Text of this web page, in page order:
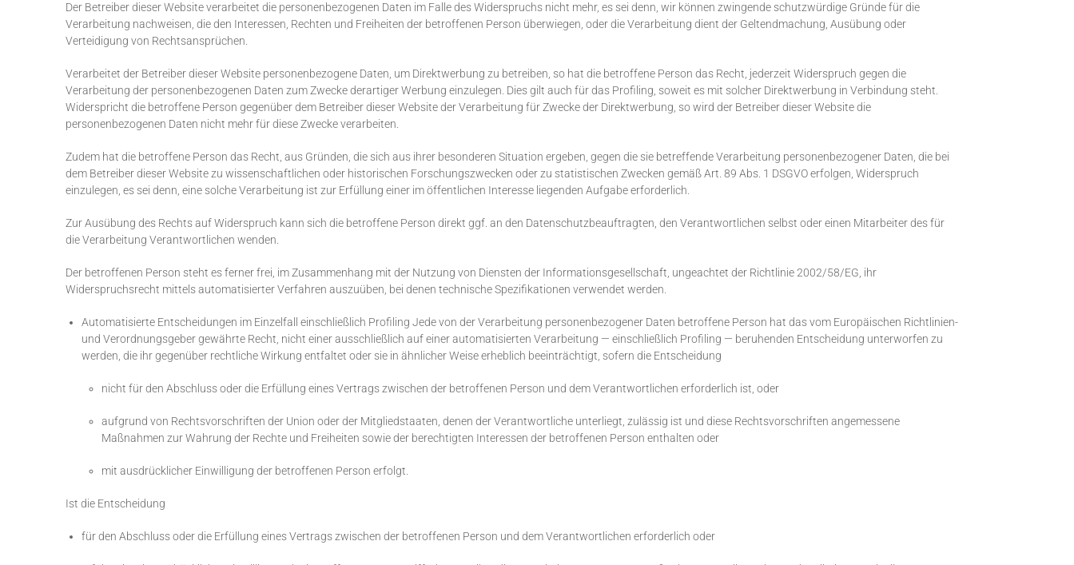
Der Betreiber dieser Website verarbeitet die personenbezogenen Daten im Falle des Widerspruchs nicht mehr, es sei denn, wir können zwingende schutzwürdige Gründe für die
Verarbeitung nachweisen, die den Interessen, Rechten und Freiheiten der betroffenen Person überwiegen, oder die Verarbeitung dient der Geltendmachung, Ausübung oder
Verteidigung von Rechtsansprüchen.
Verarbeitet der Betreiber dieser Website personenbezogene Daten, um Direktwerbung zu betreiben, so hat die betroffene Person das Recht, jederzeit Widerspruch gegen die
Verarbeitung der personenbezogenen Daten zum Zwecke derartiger Werbung einzulegen. Dies gilt auch für das Profiling, soweit es mit solcher Direktwerbung in Verbindung steht.
Widerspricht die betroffene Person gegenüber dem Betreiber dieser Website der Verarbeitung für Zwecke der Direktwerbung, so wird der Betreiber dieser Website die
personenbezogenen Daten nicht mehr für diese Zwecke verarbeiten.
Zudem hat die betroffene Person das Recht, aus Gründen, die sich aus ihrer besonderen Situation ergeben, gegen die sie betreffende Verarbeitung personenbezogener Daten, die bei
dem Betreiber dieser Website zu wissenschaftlichen oder historischen Forschungszwecken oder zu statistischen Zwecken gemäß Art. 89 Abs. 1 DSGVO erfolgen, Widerspruch
einzulegen, es sei denn, eine solche Verarbeitung ist zur Erfüllung einer im öffentlichen Interesse liegenden Aufgabe erforderlich.
Zur Ausübung des Rechts auf Widerspruch kann sich die betroffene Person direkt ggf. an den Datenschutzbeauftragten, den Verantwortlichen selbst oder einen Mitarbeiter des für
die Verarbeitung Verantwortlichen wenden.
Der betroffenen Person steht es ferner frei, im Zusammenhang mit der Nutzung von Diensten der Informationsgesellschaft, ungeachtet der Richtlinie 2002/58/EG, ihr
Widerspruchsrecht mittels automatisierter Verfahren auszuüben, bei denen technische Spezifikationen verwendet werden.
Automatisierte Entscheidungen im Einzelfall einschließlich Profiling Jede von der Verarbeitung personenbezogener Daten betroffene Person hat das vom Europäischen Richtlinien-
und Verordnungsgeber gewährte Recht, nicht einer ausschließlich auf einer automatisierten Verarbeitung — einschließlich Profiling — beruhenden Entscheidung unterworfen zu
werden, die ihr gegenüber rechtliche Wirkung entfaltet oder sie in ähnlicher Weise erheblich beeinträchtigt, sofern die Entscheidung
nicht für den Abschluss oder die Erfüllung eines Vertrags zwischen der betroffenen Person und dem Verantwortlichen erforderlich ist, oder
aufgrund von Rechtsvorschriften der Union oder der Mitgliedstaaten, denen der Verantwortliche unterliegt, zulässig ist und diese Rechtsvorschriften angemessene
Maßnahmen zur Wahrung der Rechte und Freiheiten sowie der berechtigten Interessen der betroffenen Person enthalten oder
mit ausdrücklicher Einwilligung der betroffenen Person erfolgt.
Ist die Entscheidung
für den Abschluss oder die Erfüllung eines Vertrags zwischen der betroffenen Person und dem Verantwortlichen erforderlich oder